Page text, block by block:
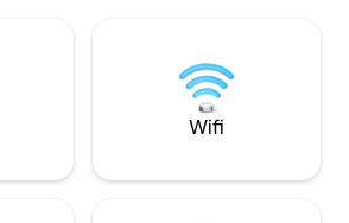
utmärkt beläget
snö och berg är
Wifi